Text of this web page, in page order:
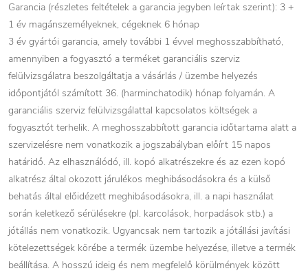
Garancia (részletes feltételek a garancia jegyben leírtak szerint): 3 +
1 év magánszemélyeknek, cégeknek 6 hónap
3 év gyártói garancia, amely további 1 évvel meghosszabbítható,
amennyiben a fogyasztó a terméket garanciális szerviz
felülvizsgálatra beszolgáltatja a vásárlás / üzembe helyezés
időpontjától számított 36. (harminchatodik) hónap folyamán. A
garanciális szerviz felülvizsgálattal kapcsolatos költségek a
fogyasztót terhelik. A meghosszabbított garancia időtartama alatt a
szervizelésre nem vonatkozik a jogszabályban előírt 15 napos
határidő. Az elhasználódó, ill. kopó alkatrészekre és az ezen kopó
alkatrész által okozott járulékos meghibásodásokra és a külső
behatás által előidézett meghibásodásokra, ill. a napi használat
során keletkező sérülésekre (pl. karcolások, horpadások stb.) a
jótállás nem vonatkozik. Ugyancsak nem tartozik a jótállási javítási
kötelezettségek körébe a termék üzembe helyezése, illetve a termék
beállítása. A hosszú ideig és nem megfelelő körülmények között